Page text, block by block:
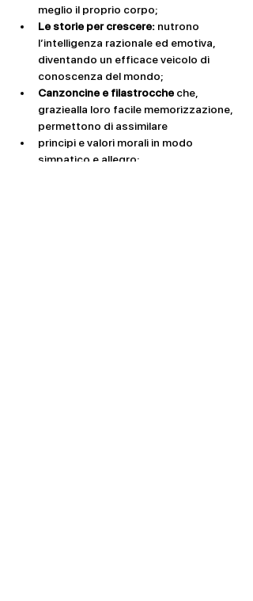
meglio il proprio corpo;
Le storie per crescere: nutrono
l’intelligenza razionale ed emotiva,
diventando un efficace veicolo di
conoscenza del mondo;
Canzoncine e filastrocche che,
graziealla loro facile memorizzazione,
permettono di assimilare
principi e valori morali in modo
simpatico e allegro;